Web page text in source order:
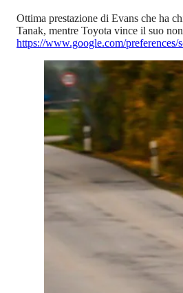
Ottima prestazione di Evans che ha
Tanak, mentre Toyota vince il suo
https://www.google.com/preferences/